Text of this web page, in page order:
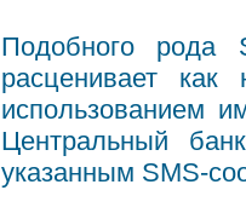
Подобного рода
расценивает
использованием
Центральный
указанным SMS-